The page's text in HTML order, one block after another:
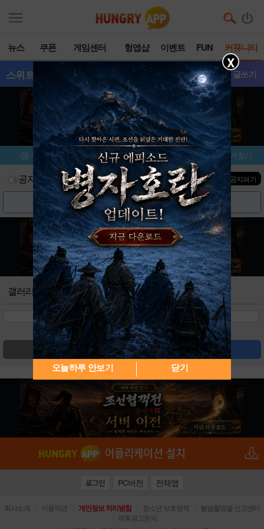
뉴스 쿠폰 게임센터 헝앱샵 이벤트 FUN 커뮤니티
스위트홈:욕망의파편 - 갤러리 글쓰기
메뉴 이벤트/미션 설치/평가 즐겨찾기
공지사항 진행중인 이벤트0건 ▼ 공지펴기
갤러리
검색 글쓰기
X
오늘하루 안보기 닫기
로그인 PC버전 전체앱
회사소개 이용약관 개인정보 처리방침 청소년 보호정책 불법촬영물 신고센터
제휴광고문의